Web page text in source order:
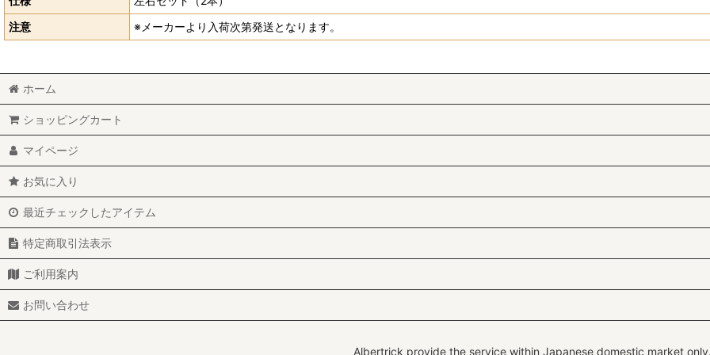
注意
※メーカーより入荷次第発送となります。
ホーム
ショッピングカート
マイページ
お気に入り
最近チェックしたアイテム
特定商取引法表示
ご利用案内
お問い合わせ
Albertrick provide the service within Japanese domestic market